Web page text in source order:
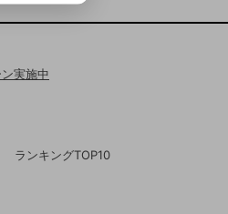
実施中
ンキングTOP10